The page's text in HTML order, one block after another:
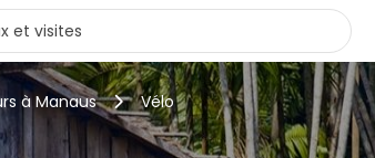
à Manaus Vélo